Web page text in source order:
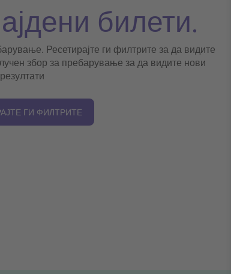
билети.
Ресетирајте ги филтрите за да видите
збор за пребарување за да видите нови
резултати
ГИ ФИЛТРИТЕ